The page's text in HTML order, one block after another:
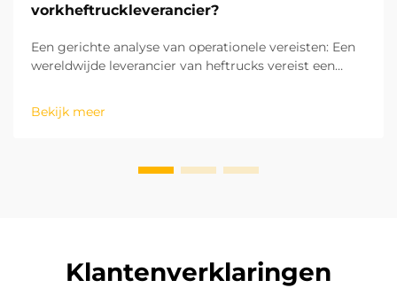
vorkheftruckleverancier?
Een gerichte analyse van operationele vereisten: Een
wereldwijde leverancier van heftrucks vereist een
operationele omgeving vereist een bepaald type
Bekijk meer
Klantenverklaringen